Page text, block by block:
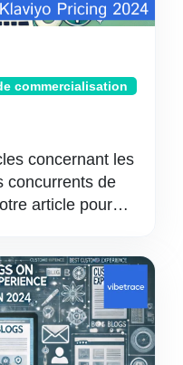
commercialisation
concernant les
concurrents de
article pour…